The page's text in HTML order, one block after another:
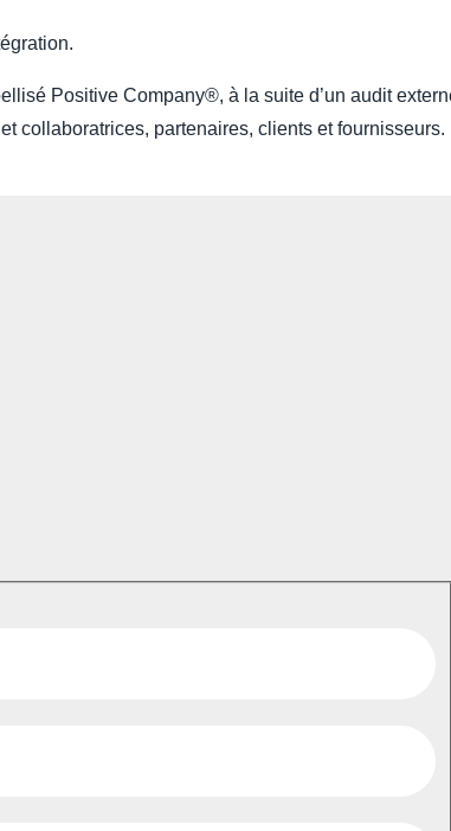
Positive Company®, à la suite d’un audit
collaboratrices, partenaires, clients et fournisseurs.